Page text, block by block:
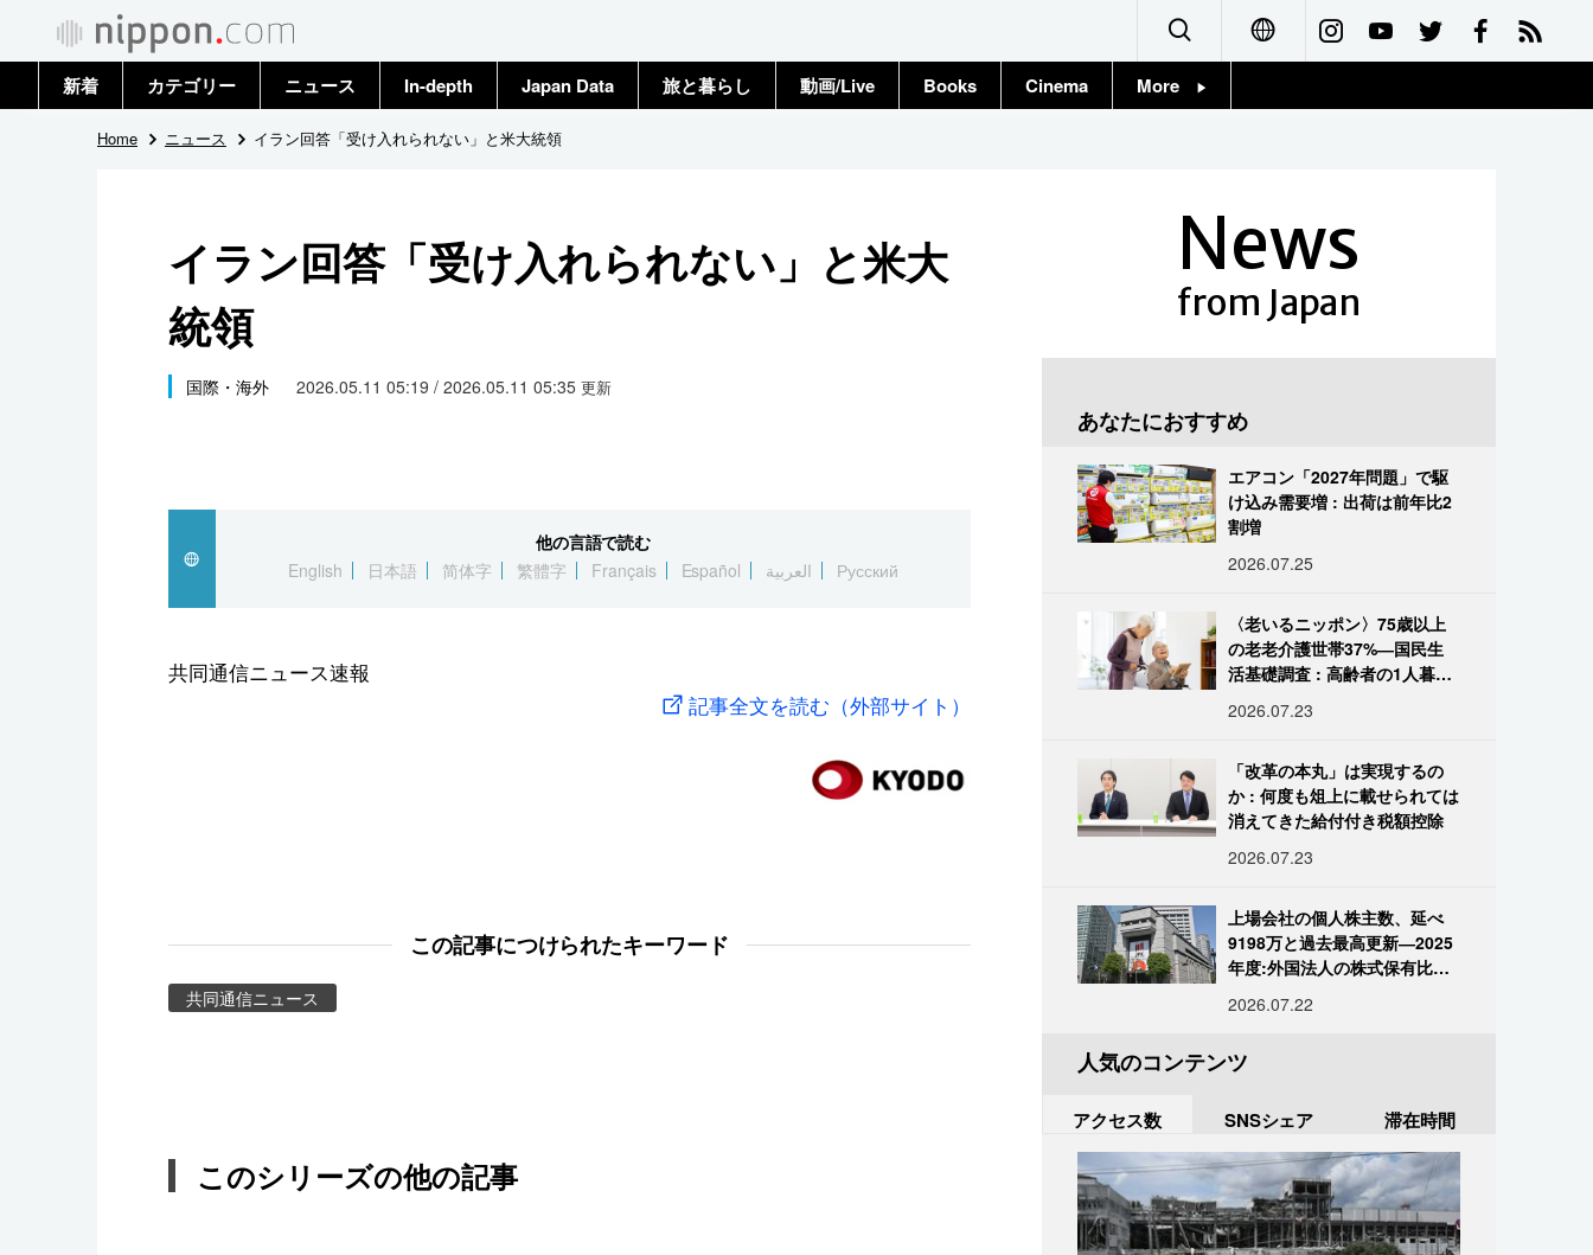
Français
新着 カテゴリー
政治・外交
国際
社会
文化
スポーツ・東京2020
ニュース
トップ
In-depth Japan Data 旅と暮らし 動画/Live Books Cinema More
Home ニュース イラン回答「受け入れられない」と米大統領
イラン回答「受け入れられない」と米大
統領
国際・海外 2026.05.11 05:19 / 2026.05.11 05:35 更新
他の言語で読む
English
日本語 简体字 繁體字 Français Español العربية Русский
共同通信ニュース速報
記事全文を読む（外部サイト）
この記事につけられたキーワード
共同通信ニュース
このシリーズの他の記事
News
from Japan
あなたにおすすめ
エアコン「2027年問題」で駆
け込み需要増 : 出荷は前年比2
割増
2026.07.25
〈老いるニッポン〉75歳以上
の老老介護世帯37%―国民生
活基礎調査 : 高齢者の1人暮ら
2026.07.23
「改革の本丸」は実現するの
か : 何度も俎上に載せられては
消えてきた給付付き税額控除
2026.07.23
上場会社の個人株主数、延べ
9198万と過去最高更新―2025
年度:外国法人の株式保有比率
2026.07.22
人気のコンテンツ
アクセス数 SNSシェア 滞在時間